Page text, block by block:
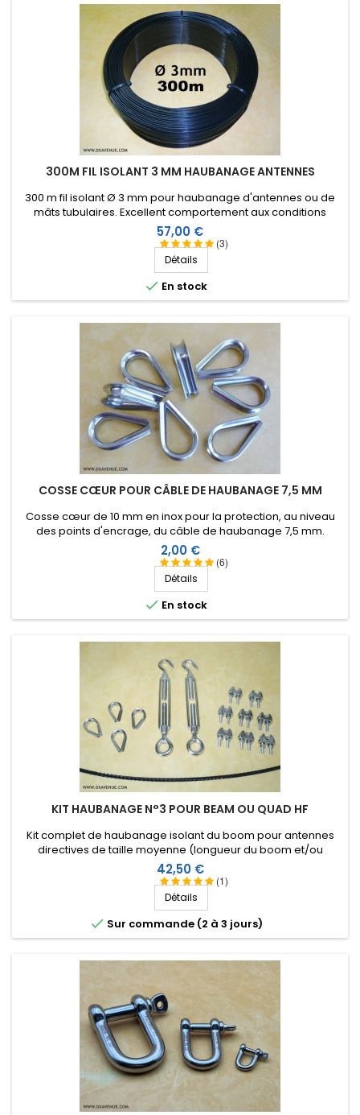
300M FIL ISOLANT 3 MM HAUBANAGE ANTENNES
(3)
300 m fil isolant Ø 3 mm pour haubanage d'antennes ou de
mâts tubulaires. Excellent comportement aux conditions
climatiques (eau, soleil, gel), résistance à la rupture élevée,
très bonne isolation HF, longévité de plus de 25 ans !
Prix
57,00 €
Détails
 En stock
COSSE CŒUR POUR CÂBLE DE HAUBANAGE 7,5 MM
(6)
Cosse cœur de 10 mm en inox pour la protection, au niveau
des points d'encrage, du câble de haubanage 7,5 mm.
Prix
2,00 €
Détails
 En stock
KIT HAUBANAGE N°3 POUR BEAM OU QUAD HF
(1)
Kit complet de haubanage isolant du boom pour antennes
directives de taille moyenne (longueur du boom et/ou
envergure des éléments). Accessoires en inox.
Prix
42,50 €
Détails
 Sur commande (2 à 3 jours)